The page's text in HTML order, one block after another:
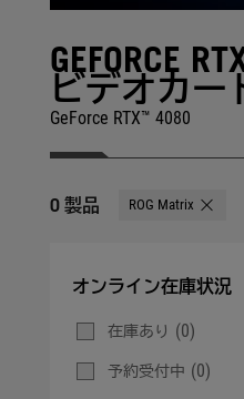
GEFORCE
ビデオカー
GeForce RTX™ 4080
0 製品 ROG Matrix
オンライン在庫状況
在庫あり (0)
予約受付中 (0)